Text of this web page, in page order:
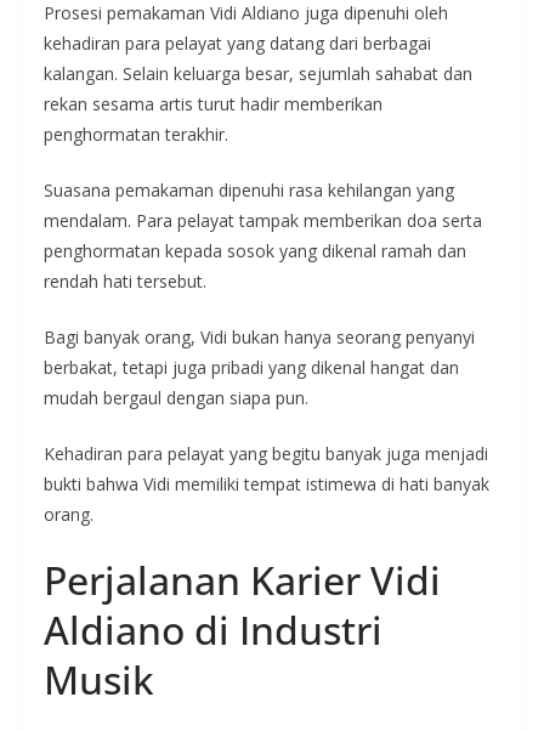
Prosesi pemakaman Vidi Aldiano juga dipenuhi oleh
kehadiran para pelayat yang datang dari berbagai
kalangan. Selain keluarga besar, sejumlah sahabat dan
rekan sesama artis turut hadir memberikan
penghormatan terakhir.
Suasana pemakaman dipenuhi rasa kehilangan yang
mendalam. Para pelayat tampak memberikan doa serta
penghormatan kepada sosok yang dikenal ramah dan
rendah hati tersebut.
Bagi banyak orang, Vidi bukan hanya seorang penyanyi
berbakat, tetapi juga pribadi yang dikenal hangat dan
mudah bergaul dengan siapa pun.
Kehadiran para pelayat yang begitu banyak juga menjadi
bukti bahwa Vidi memiliki tempat istimewa di hati banyak
orang.
Perjalanan Karier Vidi
Aldiano di Industri
Musik